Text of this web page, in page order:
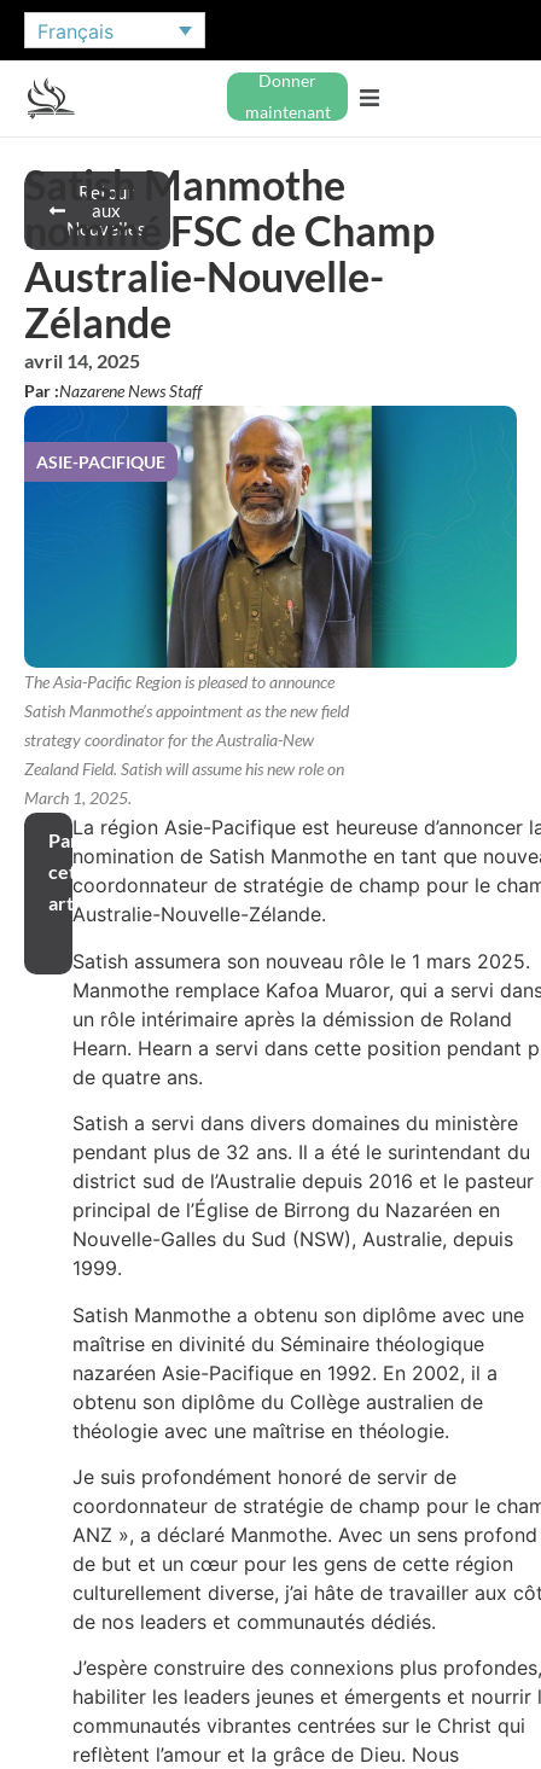
Français
Donner
maintenant
Retour
aux
Nouvelles
Satish Manmothe
nommé FSC de Champ
Australie-Nouvelle-
Zélande
avril 14, 2025
Par :Nazarene News Staff
ASIE-PACIFIQUE
The Asia-Pacific Region is pleased to announce
Satish Manmothe’s appointment as the new field
strategy coordinator for the Australia-New
Zealand Field. Satish will assume his new role on
March 1, 2025.
Partager
cet
article
La région Asie-Pacifique est heureuse d’annoncer
nomination de Satish Manmothe en tant que
coordonnateur de stratégie de champ pour le
Australie-Nouvelle-Zélande.
Satish assumera son nouveau rôle le 1 mars 2025.
Manmothe remplace Kafoa Muaror, qui a servi
un rôle intérimaire après la démission de Roland
Hearn. Hearn a servi dans cette position pendant
de quatre ans.
Satish a servi dans divers domaines du ministère
pendant plus de 32 ans. Il a été le surintendant du
district sud de l’Australie depuis 2016 et le pasteur
principal de l’Église de Birrong du Nazaréen en
Nouvelle-Galles du Sud (NSW), Australie, depuis
1999.
Satish Manmothe a obtenu son diplôme avec une
maîtrise en divinité du Séminaire théologique
nazaréen Asie-Pacifique en 1992. En 2002, il a
obtenu son diplôme du Collège australien de
théologie avec une maîtrise en théologie.
Je suis profondément honoré de servir de
coordonnateur de stratégie de champ pour le
ANZ », a déclaré Manmothe. Avec un sens profond
de but et un cœur pour les gens de cette région
culturellement diverse, j’ai hâte de travailler aux
de nos leaders et communautés dédiés.
J’espère construire des connexions plus profondes,
habiliter les leaders jeunes et émergents et nourrir
communautés vibrantes centrées sur le Christ qui
reflètent l’amour et la grâce de Dieu. Nous